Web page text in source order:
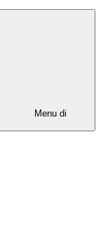
Menu di